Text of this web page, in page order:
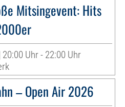
Mitsingevent: Hits
Uhr - 22:00 Uhr
– Open Air 2026